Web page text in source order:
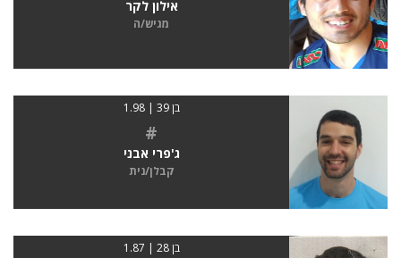
אילון לקר
מגיש/ה
בן 39 | 1.98
#
ג'פרי אבני
קבלן/נית
בן 28 | 1.87